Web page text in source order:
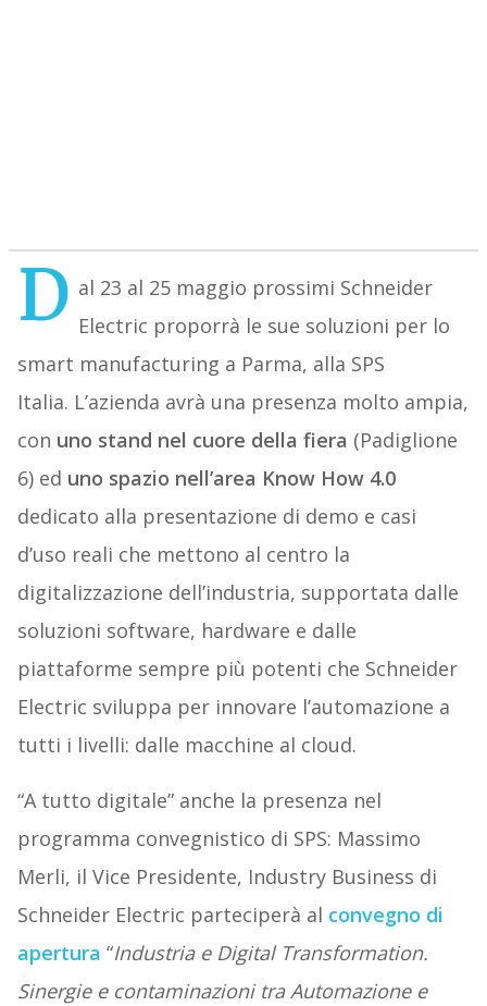
D al 23 al 25 maggio prossimi Schneider
Electric proporrà le sue soluzioni per lo
smart manufacturing a Parma, alla SPS
Italia. L’azienda avrà una presenza molto ampia,
con uno stand nel cuore della fiera (Padiglione
6) ed uno spazio nell’area Know How 4.0
dedicato alla presentazione di demo e casi
d’uso reali che mettono al centro la
digitalizzazione dell’industria, supportata dalle
soluzioni software, hardware e dalle
piattaforme sempre più potenti che Schneider
Electric sviluppa per innovare l’automazione a
tutti i livelli: dalle macchine al cloud.
“A tutto digitale” anche la presenza nel
programma convegnistico di SPS: Massimo
Merli, il Vice Presidente, Industry Business di
Schneider Electric parteciperà al convegno di
apertura “Industria e Digital Transformation.
Sinergie e contaminazioni tra Automazione e